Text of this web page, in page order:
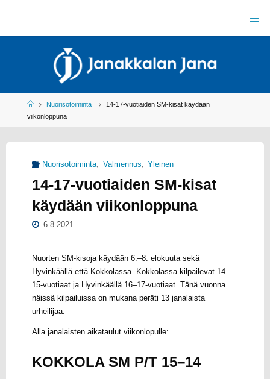
AN
RY
HomeNuorisotoiminta
14-17-vuotiaiden SM-kisat käydään
viikonloppuna
Nuorisotoiminta, Valmennus, Yleinen
14-17-vuotiaiden SM-kisat
käydään viikonloppuna
6.8.2021
Nuorten SM-kisoja käydään 6.–8. elokuuta sekä
Hyvinkäällä että Kokkolassa. Kokkolassa kilpailevat 14–
15-vuotiaat ja Hyvinkäällä 16–17-vuotiaat. Tänä vuonna
näissä kilpailuissa on mukana peräti 13 janalaista
urheilijaa.
Alla janalaisten aikataulut viikonlopulle:
KOKKOLA SM P/T 15–14